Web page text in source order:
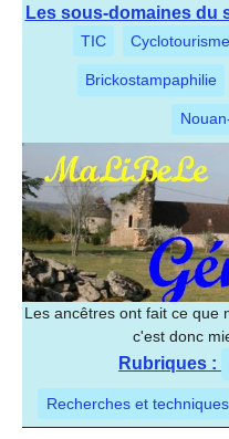
Les sous-domaines du
TIC Cyclotourisme
Brickostampaphilie
Les ancêtres ont fait ce que
c'est donc
Rubriques :
Recherches et techniques